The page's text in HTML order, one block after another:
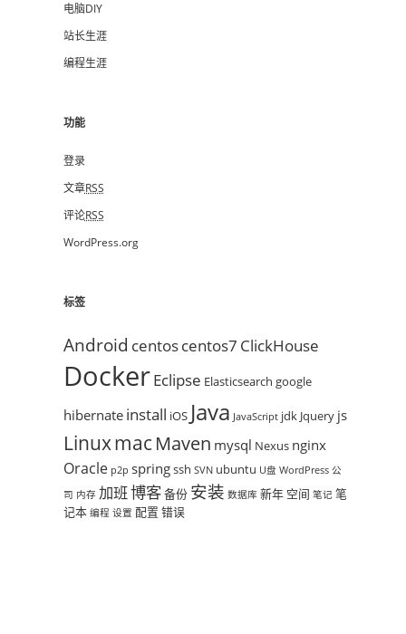
电脑DIY
站长生涯
编程生涯
功能
登录
文章RSS
评论RSS
WordPress.org
标签
Android centoscentos7 ClickHouse
DockerEclipse Elasticsearch google
hibernate install iOS Java JavaScript jdk Jquery js
LinuxmacMaven mysql Nexus nginx
Oracle p2p springssh SVN ubuntu U盘 WordPress 公
司 内存 加班博客备份 安装 数据库 新年 空间 笔记 笔
记本 编程 设置 配置 错误